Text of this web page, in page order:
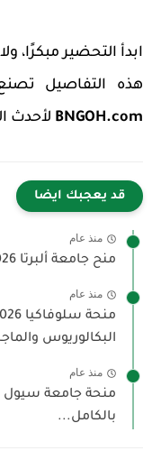
ابدأ التحضير مبكرًا،
هذه التفاصيل
BNGOH.com لأحدث
قد يعجبك ايضا
منذ عام
منح جامعة ألبرتا 2026 في كندا | ممولة بالكامل للدراسة...
منذ عام
البكالوريوس
منذ عام
بالكامل...